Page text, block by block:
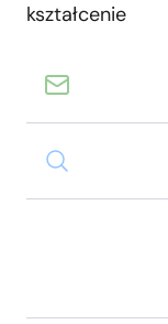
kształcenie